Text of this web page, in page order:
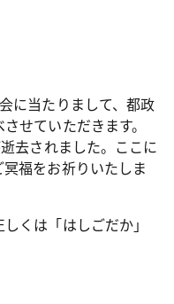
に当たりまして、都政
せていただきます。
去されました。ここに
福をお祈りいたしま
くは「はしごだか」